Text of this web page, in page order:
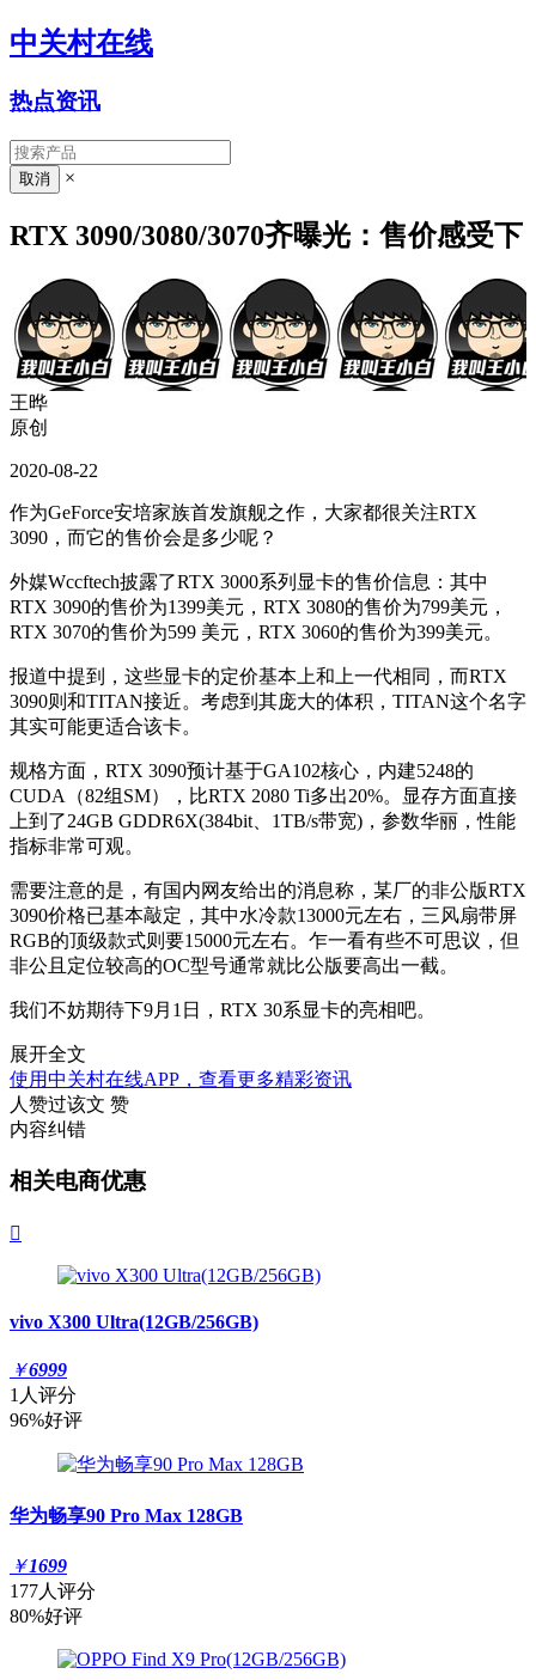
中关村在线
热点资讯
×
RTX 3090/3080/3070齐曝光：售价感受下
王晔
原创
2020-08-22
作为GeForce安培家族首发旗舰之作，大家都很关注RTX
3090，而它的售价会是多少呢？
外媒Wccftech披露了RTX 3000系列显卡的售价信息：其中
RTX 3090的售价为1399美元，RTX 3080的售价为799美元，
RTX 3070的售价为599 美元，RTX 3060的售价为399美元。
报道中提到，这些显卡的定价基本上和上一代相同，而RTX
3090则和TITAN接近。考虑到其庞大的体积，TITAN这个名字
其实可能更适合该卡。
规格方面，RTX 3090预计基于GA102核心，内建5248的
CUDA（82组SM），比RTX 2080 Ti多出20%。显存方面直接
上到了24GB GDDR6X(384bit、1TB/s带宽)，参数华丽，性能
指标非常可观。
需要注意的是，有国内网友给出的消息称，某厂的非公版RTX
3090价格已基本敲定，其中水冷款13000元左右，三风扇带屏
RGB的顶级款式则要15000元左右。乍一看有些不可思议，但
非公且定位较高的OC型号通常就比公版要高出一截。
我们不妨期待下9月1日，RTX 30系显卡的亮相吧。
展开全文
使用中关村在线APP，查看更多精彩资讯
人赞过该文 赞
内容纠错
相关电商优惠

vivo X300 Ultra(12GB/256GB)
￥6999
1人评分
96%好评
华为畅享90 Pro Max 128GB
￥1699
177人评分
80%好评